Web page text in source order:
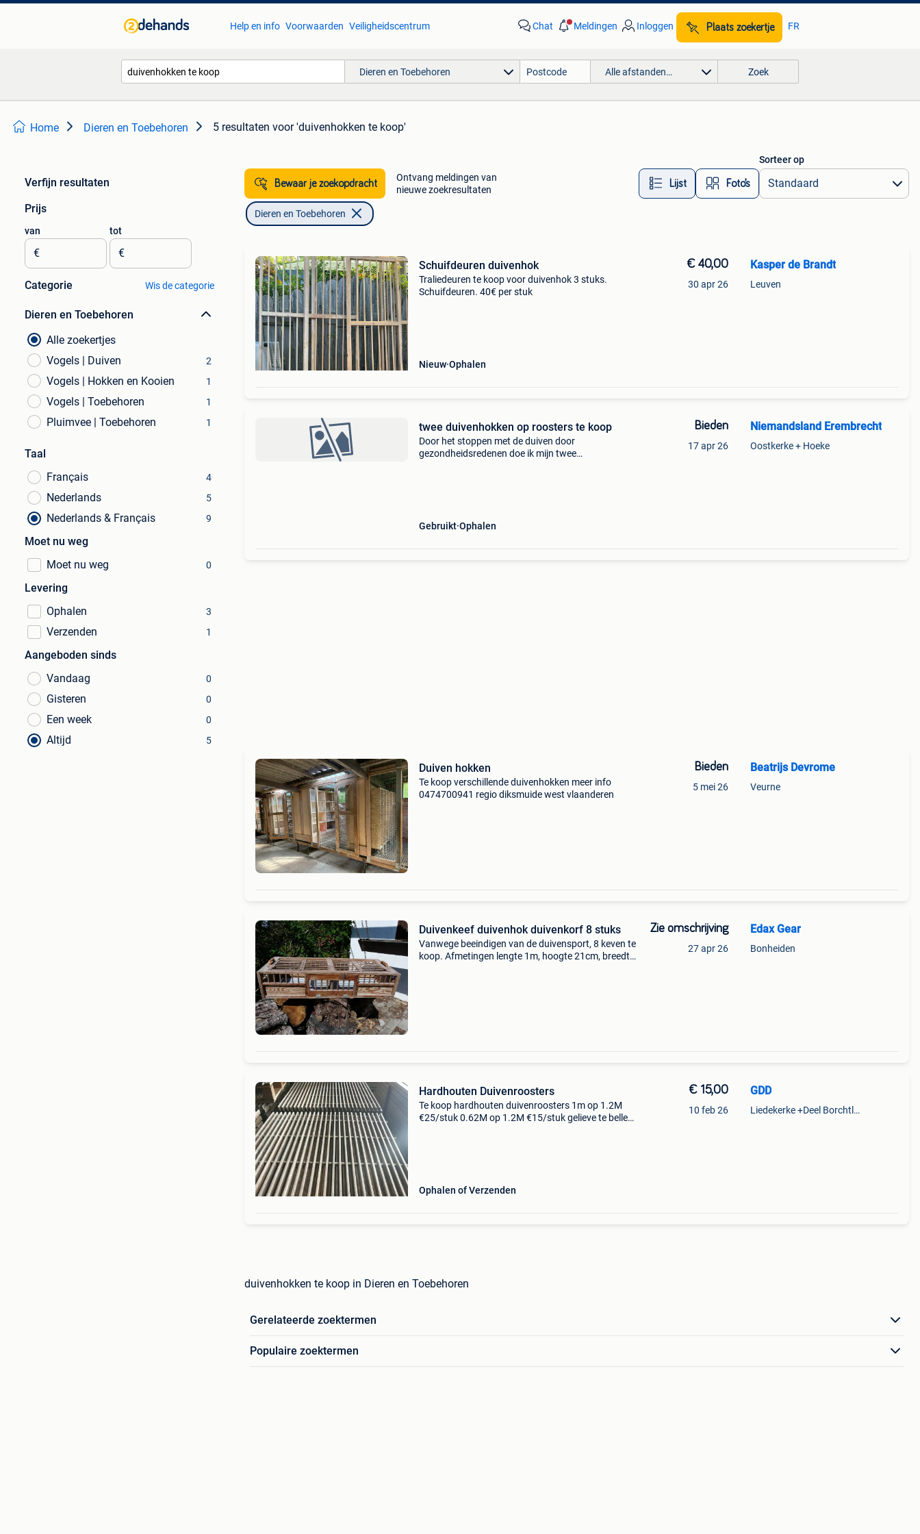
Help en info Voorwaarden Veiligheidscentrum Chat Meldingen Inloggen Plaats zoekertje FR
Dieren en Toebehoren Alle afstanden… Zoek
Home Dieren en Toebehoren 5 resultaten voor 'duivenhokken te koop'
Verfijn resultaten
Prijs
van
€
tot
€
Categorie Wis de categorie
Dieren en Toebehoren
Alle zoekertjes
Vogels | Duiven
2
Vogels | Hokken en Kooien 1
Vogels | Toebehoren 1
Pluimvee | Toebehoren 1
Taal
Français
4
Nederlands 5
Nederlands & Français 9
Moet nu weg
Moet nu weg
0
Levering
Ophalen
3
Verzenden 1
Aangeboden sinds
Vandaag
0
Gisteren 0
Een week 0
Altijd 5
Bewaar je zoekopdracht
Ontvang meldingen van
nieuwe zoekresultaten
Lijst Foto’s
Sorteer op
Dieren en Toebehoren
Schuifdeuren duivenhok
Traliedeuren te koop voor duivenhok 3 stuks.
Schuifdeuren. 40€ per stuk
Nieuw Ophalen
€ 40,00
30 apr 26
Kasper de Brandt
Leuven
twee duivenhokken op roosters te koop
Door het stoppen met de duiven door
gezondheidsredenen doe ik mijn twee
Gebruikt Ophalen
Bieden
17 apr 26
Niemandsland Erembrecht
Oostkerke + Hoeke
Duiven hokken
Te koop verschillende duivenhokken meer info
0474700941 regio diksmuide west vlaanderen
Bieden
5 mei 26
Beatrijs Devrome
Veurne
Duivenkeef duivenhok duivenkorf 8 stuks
Vanwege beeindigen van de duivensport, 8 keven te
koop. Afmetingen lengte 1m, hoogte 21cm, breedte
Zie omschrijving
27 apr 26
Edax Gear
Bonheiden
Hardhouten Duivenroosters
Te koop hardhouten duivenroosters 1m op 1.2M
€25/stuk 0.62M op 1.2M €15/stuk gelieve te bellen
Ophalen of Verzenden
€ 15,00
10 feb 26
GDD
Liedekerke +Deel Borchtlombeek
duivenhokken te koop in Dieren en Toebehoren
Gerelateerde zoektermen
Populaire zoektermen